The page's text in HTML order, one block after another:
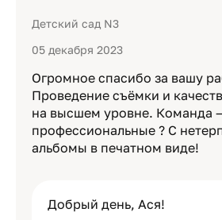
Детский сад N3
05 декабря 2023
Огромное спасибо за вашу
Проведение съёмки и
на высшем уровне. Команда
профессиональные ? С
альбомы в печатном виде!
Добрый день, Ася!